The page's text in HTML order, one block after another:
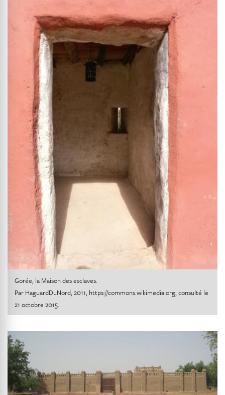
Gorée, la Maison des esclaves.
Par HaguardDuNord, 2011, https://commons.wikimedia.org, consulté le
21 octobre 2015.